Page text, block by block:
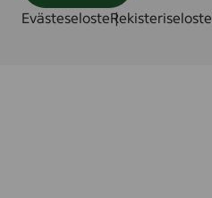
EvästeselosteRekisteriseloste